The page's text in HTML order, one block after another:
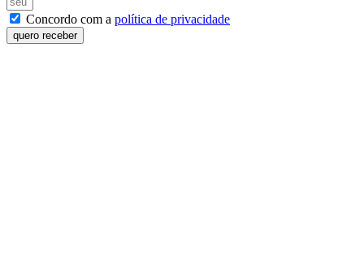
Concordo com a política de privacidade
quero receber